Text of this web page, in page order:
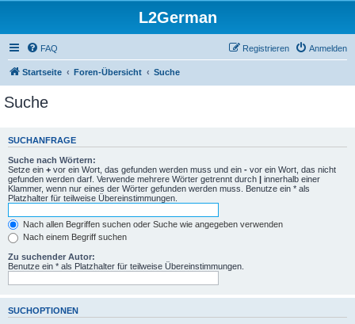
L2German
FAQ Anmelden
Registrieren
Startseite Foren-Übersicht Suche
Suche
SUCHANFRAGE
Suche nach Wörtern:
Setze ein + vor ein Wort, das gefunden werden muss und ein - vor ein Wort, das nicht
gefunden werden darf. Verwende mehrere Wörter getrennt durch | innerhalb einer
Klammer, wenn nur eines der Wörter gefunden werden muss. Benutze ein * als
Platzhalter für teilweise Übereinstimmungen.
Nach allen Begriffen suchen oder Suche wie angegeben verwenden
Nach einem Begriff suchen
Zu suchender Autor:
Benutze ein * als Platzhalter für teilweise Übereinstimmungen.
SUCHOPTIONEN